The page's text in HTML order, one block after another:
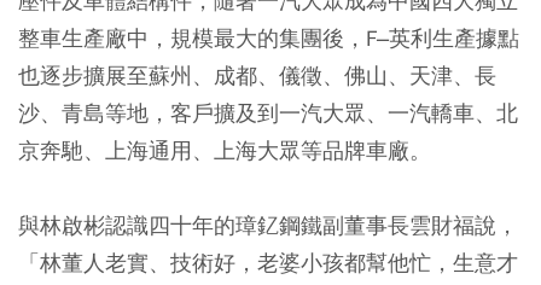
整車生產廠中，規模最大的集團後，F–英利生產據點
也逐步擴展至蘇州、成都、儀徵、佛山、天津、長
沙、青島等地，客戶擴及到一汽大眾、一汽轎車、北
京奔馳、上海通用、上海大眾等品牌車廠。
與林啟彬認識四十年的璋釔鋼鐵副董事長雲財福說，
「林董人老實、技術好，老婆小孩都幫他忙，生意才